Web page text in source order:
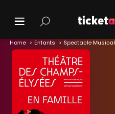
Home Enfants Spectacle Musical